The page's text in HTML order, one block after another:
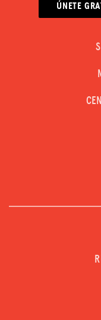
Donar
ÚNETE